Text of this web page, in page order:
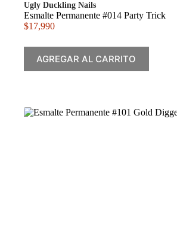
Ugly Duckling Nails
Esmalte Permanente #014 Party Trick
$17,990
AGREGAR AL CARRITO